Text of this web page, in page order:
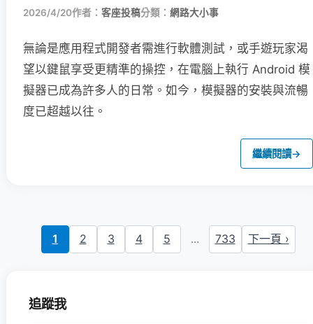
2026/4/20作者： 客座投稿分類： 網路大小事
無論是應用程式開發者需進行軟體測試，或手遊玩家渴
望以鍵鼠享受更精準的操控，在電腦上執行 Android 模
擬器已成為許多人的日常。如今，模擬器的安裝與流暢
度已超越以往。
繼續閱讀→
1 2 3 4 5 ... 733 下一頁 ›
追蹤我